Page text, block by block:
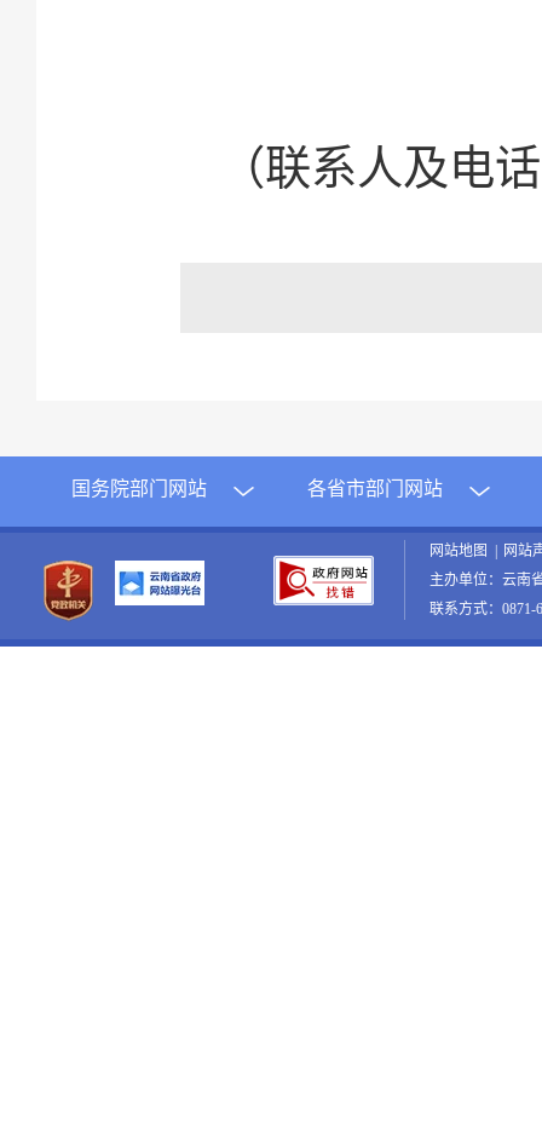
（联系人及电
国务院部门网站 各省市部门网站
网站地图 | 网站
主办单位：云南
联系方式：0871-